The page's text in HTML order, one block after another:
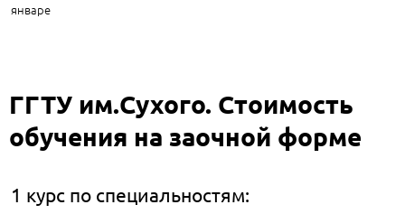
январе
ГГТУ им.Сухого. Стоимость
обучения на заочной форме
1 курс по специальностям: